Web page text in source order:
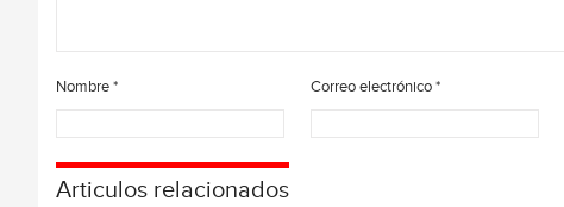
Nombre* Correo electrónico*
Articulos relacionados